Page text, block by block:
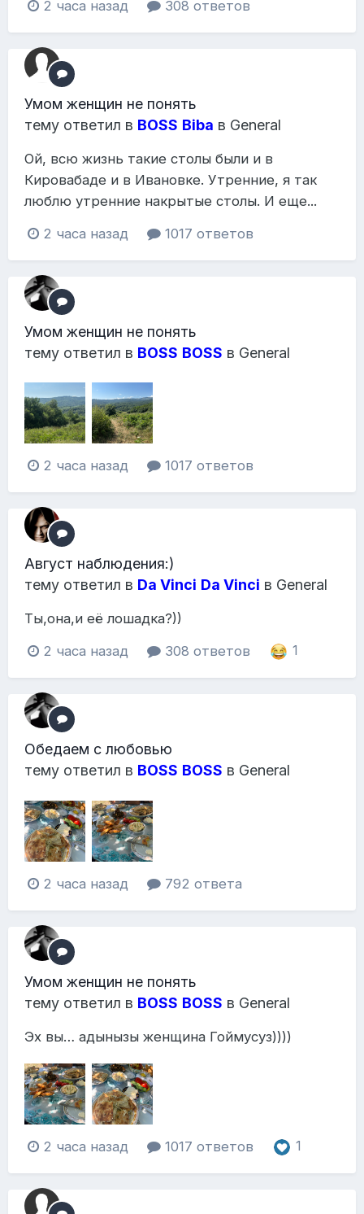
2 часа назад 308 ответов
Умом женщин не понять
тему ответил в BOSS Biba в General
Ой, всю жизнь такие столы были и в
Кировабаде и в Ивановке. Утренние, я так
люблю утренние накрытые столы. И еще...
2 часа назад 1017 ответов
Умом женщин не понять
тему ответил в BOSS BOSS в General
2 часа назад 1017 ответов
Август наблюдения:)
тему ответил в Da Vinci Da Vinci в General
Ты,она,и её лошадка?))
2 часа назад 308 ответов 1
Обедаем с любовью
тему ответил в BOSS BOSS в General
2 часа назад 792 ответа
Умом женщин не понять
тему ответил в BOSS BOSS в General
Эх вы… адынызы женщина Гоймусуз))))
2 часа назад 1017 ответов 1